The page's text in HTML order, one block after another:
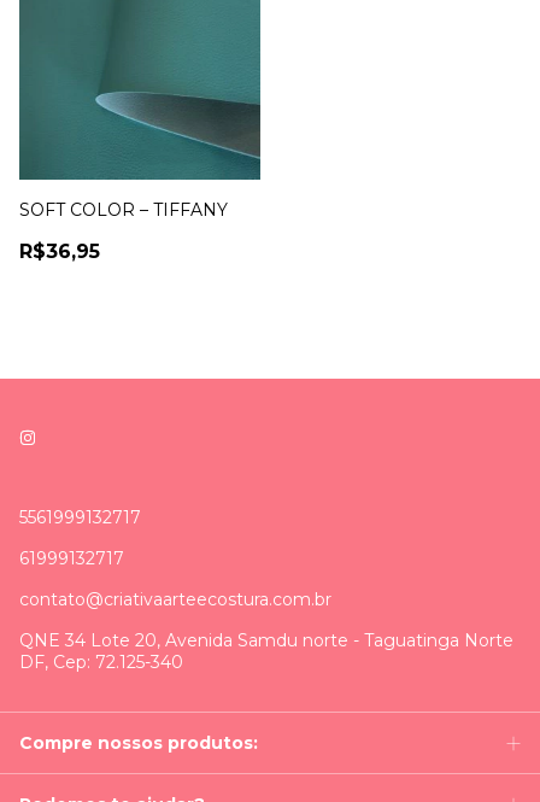
SOFT COLOR – TIFFANY
R$36,95
5561999132717
61999132717
contato@criativaarteecostura.com.br
QNE 34 Lote 20, Avenida Samdu norte - Taguatinga Norte
DF, Cep: 72.125-340
Compre nossos produtos: